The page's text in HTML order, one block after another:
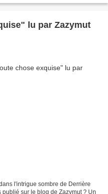
lu par Zazymut
l'intrigue sombre de Derrière
sur le blog de Zazymut ? Un